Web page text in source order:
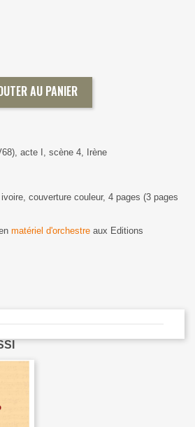
AU PANIER
acte I, scène 4, Irène
couverture couleur, 4 pages (3 pages
matériel d'orchestre aux Editions